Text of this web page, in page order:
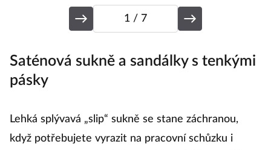
1 / 7
Saténová sukně a sandálky s tenkými
pásky
Lehká splývavá „slip“ sukně se stane záchranou,
když potřebujete vyrazit na pracovní schůzku i